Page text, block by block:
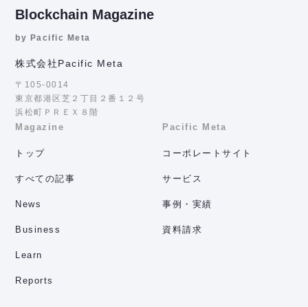
Blockchain Magazine
by Pacific Meta
株式会社Pacific Meta
〒105-0014
東京都港区芝２丁目２番１２号
浜松町ＰＲＥＸ８階
Magazine
トップ
すべての記事
News
Business
Learn
Reports
Pacific Meta
コーポレートサイト
サービス
事例・実績
資料請求